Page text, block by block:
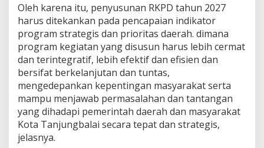
Oleh karena itu, penyusunan RKPD tahun 2027
harus ditekankan pada pencapaian indikator
program strategis dan prioritas daerah. dimana
program kegiatan yang disusun harus lebih cermat
dan terintegratif, lebih efektif dan efisien dan
bersifat berkelanjutan dan tuntas,
mengedepankan kepentingan masyarakat serta
mampu menjawab permasalahan dan tantangan
yang dihadapi pemerintah daerah dan masyarakat
Kota Tanjungbalai secara tepat dan strategis,
jelasnya.